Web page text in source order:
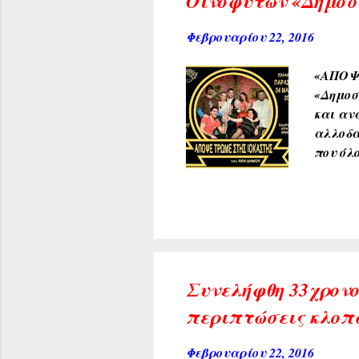
Φεβρουαρίου 22, 2016
και
που
Συνελήφθη
περιπτώσεις
Φεβρουαρίου 22, 2016